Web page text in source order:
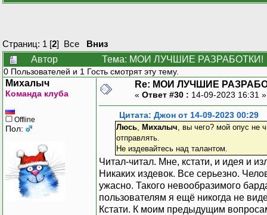
Страниц: 1 [2] Все
Вниз
Автор
Тема: МОИ ЛУЧШИЕ РАЗРАБОТКИ!
0 Пользователей и 1 Гость смотрят эту тему.
Михалыч
Команда клуба
Offline
Пол:
Re: МОИ ЛУЧШИЕ
« Ответ #30 : 14-09-2023 16:31
Цитата: Джон от 14-09-2023 00:29
Люсь, Михалыч , вы чего? мой опус
отправлять.
Не издевайтесь над талантом.
Читал-читал. Мне, кстати, и идея и
Никаких издевок. Все серьезно.
ужасно. Такого невообразимого
пользователям я ещё никогда не
Кстати. К моим предыдущим